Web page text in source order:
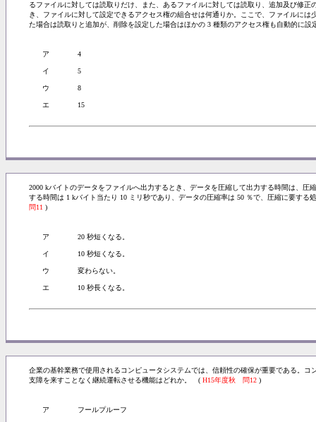
るファイルに対しては読取りだけ、また、あるファイルに対しては読取り、追加及び修
き、ファイルに対して設定できるアクセス権の組合せは何通りか。ここで、ファイルに
た場合は読取りと追加が、削除を設定した場合はほかの 3 種類のアクセス権も自動的に
ア 4
イ 5
ウ 8
エ 15
2000 kバイトのデータをファイルへ出力するとき、データを圧縮して出力する時間は、
する時間は 1 kバイト当たり 10 ミリ秒であり、データの圧縮率は 50 ％で、圧縮に要す
問11 )
ア 20 秒短くなる。
イ 10 秒短くなる。
ウ 変わらない。
エ 10 秒長くなる。
企業の基幹業務で使用されるコンピュータシステムでは、信頼性の確保が重要である。
支障を来すことなく継続運転させる機能はどれか。 ( H15年度秋 問12 )
ア フールプルーフ